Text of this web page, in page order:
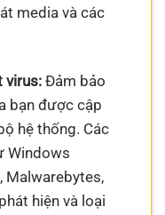
media và các
virus:Đảm bảo
bạn được cập
hệ thống. Các
Windows
Malwarebytes,
hiện và loại